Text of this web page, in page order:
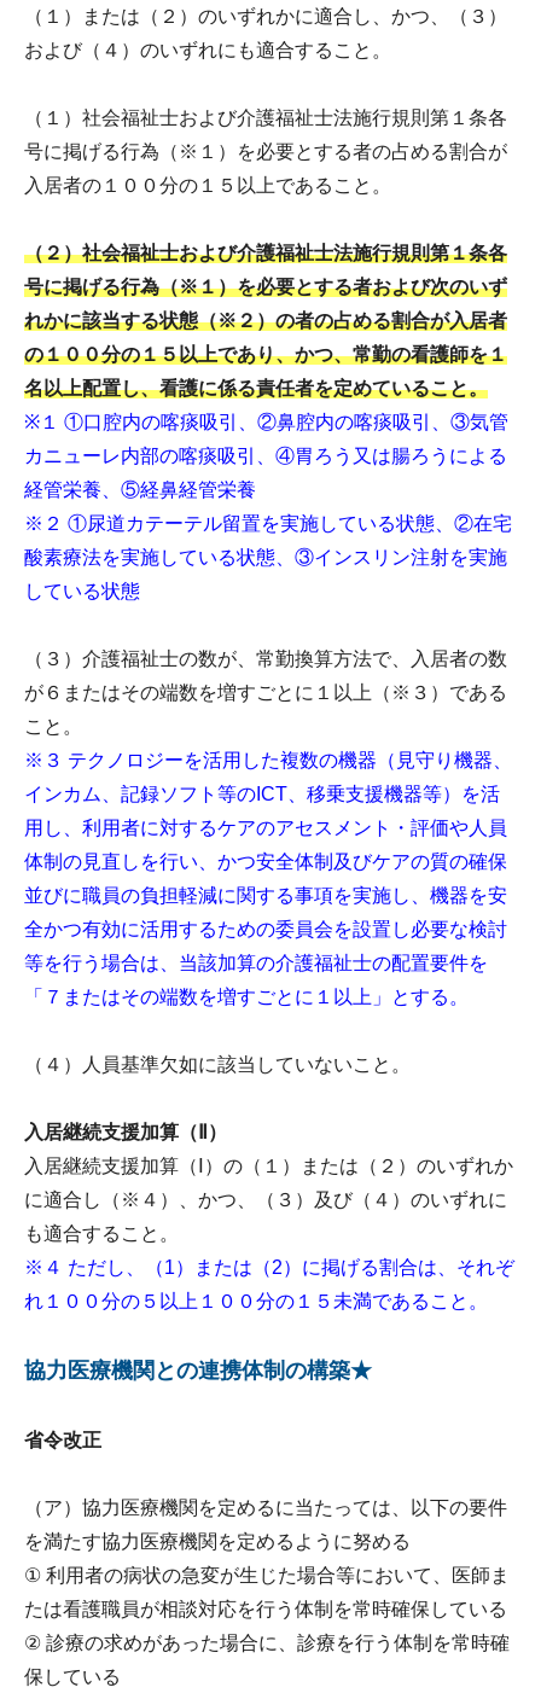
（１）または（２）のいずれかに適合し、かつ、（３）
および（４）のいずれにも適合すること。
（１）社会福祉士および介護福祉士法施行規則第１条各
号に掲げる行為（※１）を必要とする者の占める割合が
入居者の１００分の１５以上であること。
（２）社会福祉士および介護福祉士法施行規則第１条各
号に掲げる行為（※１）を必要とする者および次のいず
れかに該当する状態（※２）の者の占める割合が入居者
の１００分の１５以上であり、かつ、常勤の看護師を１
名以上配置し、看護に係る責任者を定めていること。
※１ ①口腔内の喀痰吸引、②鼻腔内の喀痰吸引、③気管
カニューレ内部の喀痰吸引、④胃ろう又は腸ろうによる
経管栄養、⑤経鼻経管栄養
※２ ①尿道カテーテル留置を実施している状態、②在宅
酸素療法を実施している状態、③インスリン注射を実施
している状態
（３）介護福祉士の数が、常勤換算方法で、入居者の数
が６またはその端数を増すごとに１以上（※３）である
こと。
※３ テクノロジーを活用した複数の機器（見守り機器、
インカム、記録ソフト等のICT、移乗支援機器等）を活
用し、利用者に対するケアのアセスメント・評価や人員
体制の見直しを行い、かつ安全体制及びケアの質の確保
並びに職員の負担軽減に関する事項を実施し、機器を安
全かつ有効に活用するための委員会を設置し必要な検討
等を行う場合は、当該加算の介護福祉士の配置要件を
「７またはその端数を増すごとに１以上」とする。
（４）人員基準欠如に該当していないこと。
入居継続支援加算（Ⅱ）
入居継続支援加算（Ⅰ）の（１）または（２）のいずれか
に適合し（※４）、かつ、（３）及び（４）のいずれに
も適合すること。
※４ ただし、（1）または（2）に掲げる割合は、それぞ
れ１００分の５以上１００分の１５未満であること。
協力医療機関との連携体制の構築★
省令改正
（ア）協力医療機関を定めるに当たっては、以下の要件
を満たす協力医療機関を定めるように努める
① 利用者の病状の急変が生じた場合等において、医師ま
たは看護職員が相談対応を行う体制を常時確保している
② 診療の求めがあった場合に、診療を行う体制を常時確
保している